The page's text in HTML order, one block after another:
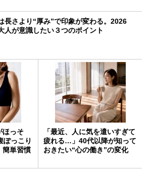
長さより“厚み”で印象が変わる。2026
人が意識したい３つのポイント
ほっそ
ぽっこり
簡単習慣
「最近、人に気を遣いすぎて
疲れる…」40代以降が知って
おきたい“心の働き”の変化